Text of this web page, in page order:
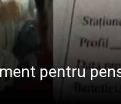
pentru